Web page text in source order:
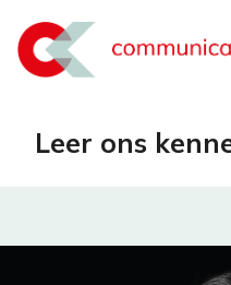
Leer ons